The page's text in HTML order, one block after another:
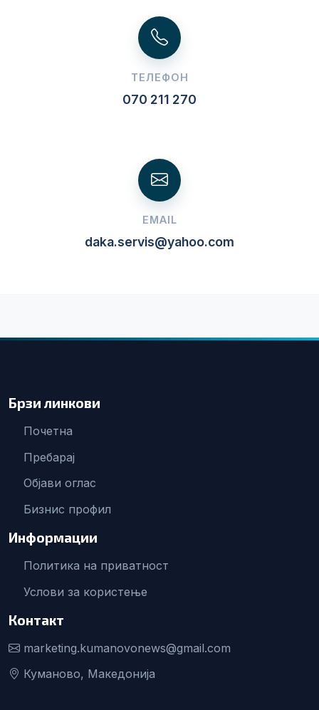
ТЕЛЕФОН
070 211 270
EMAIL
daka.servis@yahoo.com
Брзи линкови
Почетна
Пребарај
Објави оглас
Бизнис профил
Информации
Политика на приватност
Услови за користење
Контакт
marketing.kumanovonews@gmail.com
Куманово, Македонија